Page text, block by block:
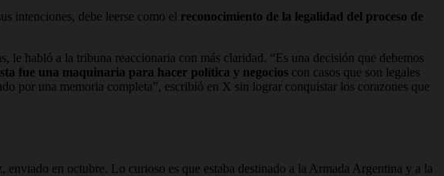
intenciones, debe leerse como el reconocimiento de la legalidad del proceso de
habló a la tribuna reaccionaria con más claridad. “Es una decisión que debemos
fue una maquinaria para hacer política y negocios con casos que son legales
por una memoria completa”, escribió en X sin lograr conquistar los corazones que
en octubre. Lo curioso es que estaba destinado a la Armada Argentina y a la